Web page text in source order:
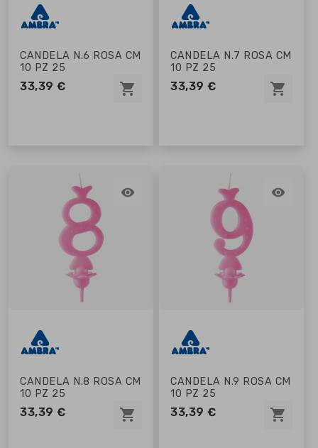
CANDELA N.6 ROSA CM
10 PZ 25
33,39 € shopping_cart
CANDELA N.7 ROSA CM
10 PZ 25
33,39 € shopping_cart

CANDELA N.8 ROSA CM
10 PZ 25
33,39 € shopping_cart

CANDELA N.9 ROSA CM
10 PZ 25
33,39 € shopping_cart